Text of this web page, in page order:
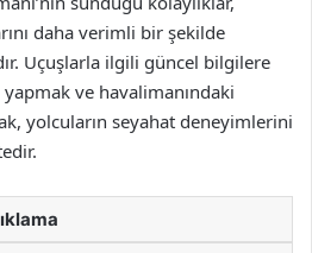
daha verimli bir şekilde
Uçuşlarla ilgili güncel bilgilere
ve havalimanındaki
yolcuların seyahat deneyimlerini